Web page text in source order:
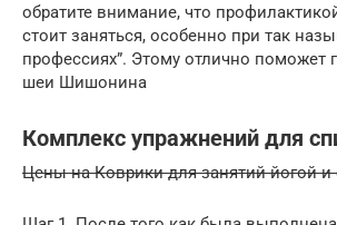
обратите внимание, что
стоит заняться, особенно при так
профессиях”. Этому отлично поможет
шеи Шишонина
Комплекс упражнений для
Цены на Коврики для занятий йогой